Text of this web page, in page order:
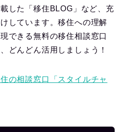
した「移住BLOG」など、充
しています。移住への理解
できる無料の移住相談窓口
どんどん活用しましょう！
の相談窓口「スタイルチャ